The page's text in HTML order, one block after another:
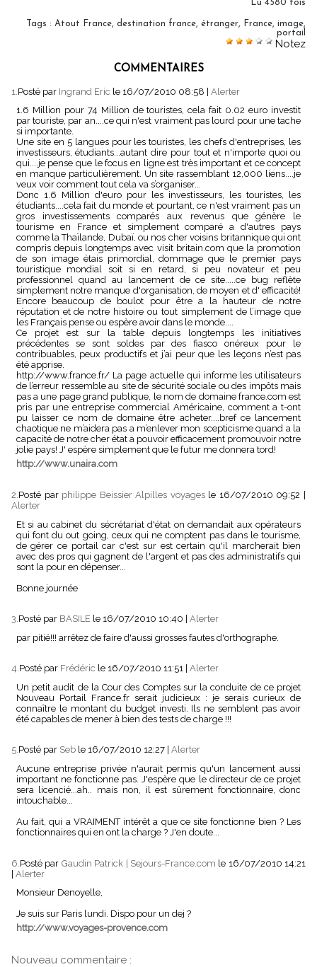
Lu 4580 fois
Tags : Atout France, destination france, étranger, France, image,
portail
Notez
COMMENTAIRES
1. Posté par Ingrand Eric le 16/07/2010 08:58 | Alerter
1.6 Million pour 74 Million de touristes, cela fait 0.02 euro investit
par touriste, par an....ce qui n'est vraiment pas lourd pour une tache
si importante.
Une site en 5 langues pour les touristes, les chefs d'entreprises, les
investisseurs, étudiants...autant dire pour tout et n'importe quoi ou
qui....je pense que le focus en ligne est très important et ce concept
en manque particulièrement. Un site rassemblant 12,000 liens....je
veux voir comment tout cela va s’organiser...
Donc 1.6 Million d'euro pour les investisseurs, les touristes, les
étudiants....cela fait du monde et pourtant, ce n'est vraiment pas un
gros investissements comparés aux revenus que génère le
tourisme en France et simplement comparé a d'autres pays
comme la Thaïlande, Dubaï, ou nos cher voisins britannique qui ont
compris depuis longtemps avec visit britain.com que la promotion
de son image étais primordial, dommage que le premier pays
touristique mondial soit si en retard, si peu novateur et peu
professionnel quand au lancement de ce site.....ce bug reflète
simplement notre manque d'organisation, de moyen et d' efficacité!
Encore beaucoup de boulot pour être a la hauteur de notre
réputation et de notre histoire ou tout simplement de l’image que
les Français pense ou espère avoir dans le monde....
Ce projet est sur la table depuis longtemps les initiatives
précédentes se sont soldes par des fiasco onéreux pour le
contribuables, peux productifs et j’ai peur que les leçons n’est pas
été apprise.
http://www.france.fr/ La page actuelle qui informe les utilisateurs
de l’erreur ressemble au site de sécurité sociale ou des impôts mais
pas a une page grand publique, le nom de domaine france.com est
pris par une entreprise commercial Américaine, comment a t-ont
pu laisser ce nom de domaine être acheter....bref ce lancement
chaotique ne m’aidera pas a m’enlever mon scepticisme quand a la
capacité de notre cher état a pouvoir efficacement promouvoir notre
jolie pays! J' espère simplement que le futur me donnera tord!
http://www.unaira.com
2. Posté par philippe Beissier Alpilles voyages le 16/07/2010 09:52
Alerter
Et si au cabinet du sécrétariat d'état on demandait aux opérateurs
qui font du out going, ceux qui ne comptent pas dans le tourisme,
de gérer ce portail car c'est sur est certain qu'il marcherait bien
avec des pros qui gagnent de l'argent et pas des administratifs qui
sont la pour en dépenser...
Bonne journée
3.Posté par BASILE le 16/07/2010 10:40
Alerter
par pitié!!! arrêtez de faire d'aussi grosses fautes d'orthographe.
4.Posté par Frédéric le 16/07/2010 11:51 Alerter
Un petit audit de la Cour des Comptes sur la conduite de ce projet
Nouveau Portail France.fr serait judicieux : je serais curieux de
connaître le montant du budget investi. Ils ne semblent pas avoir
été capables de mener à bien des tests de charge !!!
5.Posté par Seb le 16/07/2010 12:27 Alerter
Aucune entreprise privée n'aurait permis qu'un lancement aussi
important ne fonctionne pas. J'espère que le directeur de ce projet
sera licencié...ah.. mais non, il est sûrement fonctionnaire, donc
intouchable...
Au fait, qui a VRAIMENT intérêt a que ce site fonctionne bien ? Les
fonctionnaires qui en ont la charge ? J'en doute...
6. Posté par Gaudin Patrick | Sejours-France.com le 16/07/2010 14:21
| Alerter
Monsieur Denoyelle,
Je suis sur Paris lundi. Dispo pour un dej ?
http://www.voyages-provence.com
Nouveau commentaire :